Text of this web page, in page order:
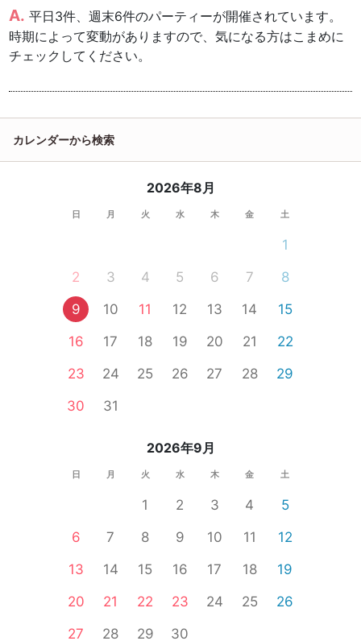
平日3件、週末6件のパーティーが開催されています。
時期によって変動がありますので、気になる方はこまめに
チェックしてください。
カレンダーから検索
2026年8月
日 月 火 水 木 金 土
1
2
3 4 5 6 7
8
9
10 11 12 13 14
15
16
17 18 19 20 21
22
23
24 25 26 27 28
29
30
31
2026年9月
日 月 火 水 木 金 土
1 2 3 4
5
6
7 8 9 10 11
12
13
14 15 16 17 18
19
20
21 22 23 24 25
26
27
28 29 30